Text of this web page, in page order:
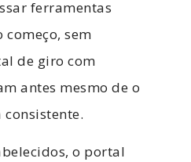
ferramentas
sem
de giro com
antes mesmo de o
o portal